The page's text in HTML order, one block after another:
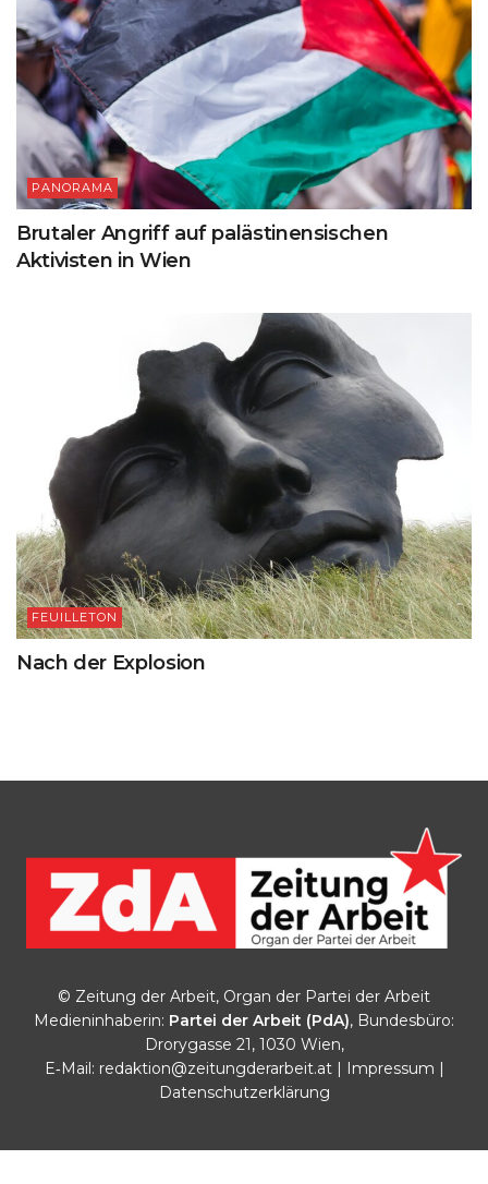
PANORAMA
Brutaler Angriff auf palästinensischen
Aktivisten in Wien
FEUILLETON
Nach der Explosion
© Zeitung der Arbeit, Organ der Partei der Arbeit
Medieninhaberin: Partei der Arbeit (PdA), Bundesbüro:
Drorygasse 21, 1030 Wien,
E‑Mail: redaktion@zeitungderarbeit.at| Impressum |
Datenschutzerklärung